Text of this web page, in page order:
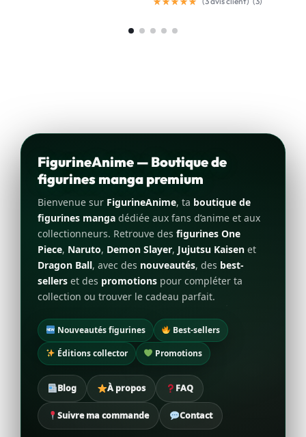
FigurineAnime — Boutique de
figurines manga premium
Bienvenue sur FigurineAnime, ta boutique de
figurines manga dédiée aux fans d’anime et aux
collectionneurs. Retrouve des figurines One
Piece, Naruto, Demon Slayer, Jujutsu Kaisen et
Dragon Ball, avec des nouveautés, des best-
sellers et des promotions pour compléter ta
collection ou trouver le cadeau parfait.
Nouveautés figurines
Best-sellers
Éditions collector
Promotions
Blog À propos FAQ
Suivre ma commande Contact